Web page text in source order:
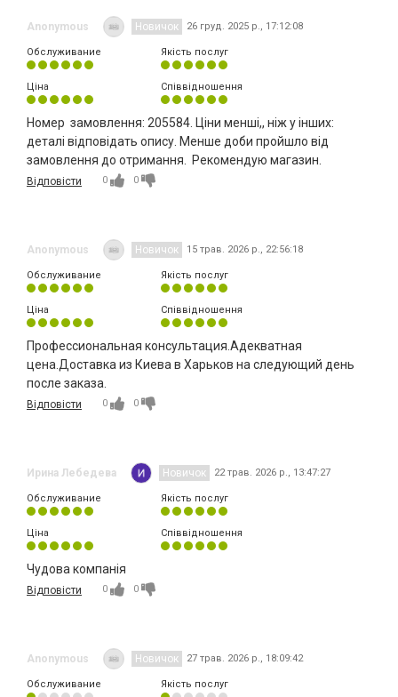
Anonymous Новичок 26 груд. 2025 р., 17:12:08
Обслуживание Якість послуг
Ціна Співвідношення
Номер замовлення: 205584. Ціни менші,, ніж у інших:
деталі відповідать опису. Менше доби пройшло від
замовлення до отримання. Рекомендую магазин.
Відповісти 0 0
Anonymous Новичок 15 трав. 2026 р., 22:56:18
Обслуживание Якість послуг
Ціна Співвідношення
Профессиональная консультация.Адекватная
цена.Доставка из Киева в Харьков на следующий день
после заказа.
Відповісти 0 0
Ирина Лебедева Новичок 22 трав. 2026 р., 13:47:27
Обслуживание Якість послуг
Ціна Співвідношення
Чудова компанія
Відповісти 0 0
Anonymous Новичок 27 трав. 2026 р., 18:09:42
Обслуживание Якість послуг